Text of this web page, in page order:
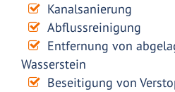
Kanalsanierung
Abflussreinigung
Entfernung von
Wasserstein
Beseitigung von